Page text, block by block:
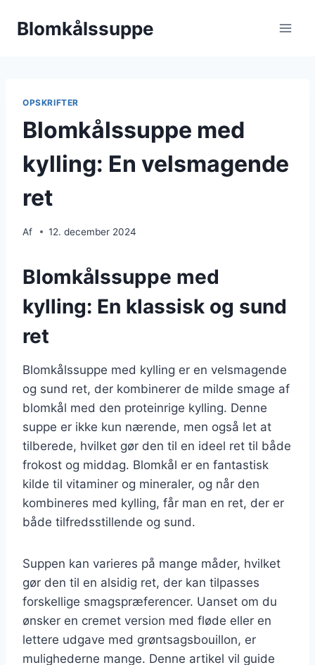
Blomkålssuppe
OPSKRIFTER
Blomkålssuppe med
kylling: En velsmagende
ret
Af 12. december 2024
Blomkålssuppe med
kylling: En klassisk og sund
ret
Blomkålssuppe med kylling er en velsmagende
og sund ret, der kombinerer de milde smage af
blomkål med den proteinrige kylling. Denne
suppe er ikke kun nærende, men også let at
tilberede, hvilket gør den til en ideel ret til både
frokost og middag. Blomkål er en fantastisk
kilde til vitaminer og mineraler, og når den
kombineres med kylling, får man en ret, der er
både tilfredsstillende og sund.
Suppen kan varieres på mange måder, hvilket
gør den til en alsidig ret, der kan tilpasses
forskellige smagspræferencer. Uanset om du
ønsker en cremet version med fløde eller en
lettere udgave med grøntsagsbouillon, er
mulighederne mange. Denne artikel vil guide